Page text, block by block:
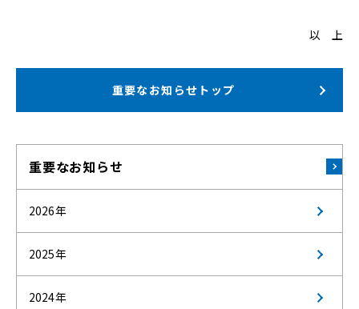
以 上
重要なお知らせトップ
重要なお知らせ
2026年
2025年
2024年